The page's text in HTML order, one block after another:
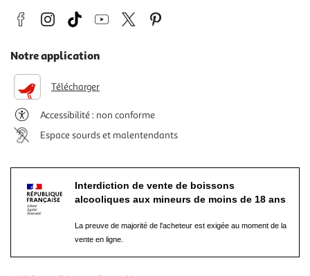
Notre application
Télécharger
Accessibilité : non conforme
Espace sourds et malentendants
Interdiction de vente de boissons
alcooliques aux mineurs de moins de 18 ans
La preuve de majorité de l'acheteur est exigée au moment de la
vente en ligne.